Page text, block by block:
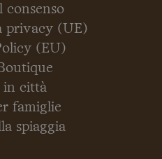
consenso
privacy (UE)
(EU)
in città
famiglie
spiaggia